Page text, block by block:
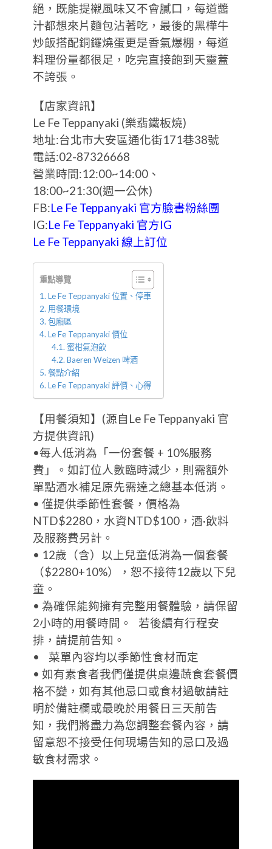
絕，既能提襯風味又不會膩口，每道醬
汁都想來片麵包沾著吃，最後的黑樺牛
炒飯搭配銅鑼燒蛋更是香氣爆棚，每道
料理份量都很足，吃完直接飽到天靈蓋
不誇張。
【店家資訊】
Le Fe Teppanyaki (樂翡鐵板燒)
地址:台北市大安區通化街171巷38號
電話:02-87326668
營業時間:12:00~14:00、
18:00~21:30(週一公休)
FB:Le Fe Teppanyaki 官方臉書粉絲團
IG:Le Fe Teppanyaki 官方IG
Le Fe Teppanyaki 線上訂位
重點導覽
Le Fe Teppanyaki 位置、停車
用餐環境
包廂區
Le Fe Teppanyaki 價位
蜜柑氣泡飲
Baeren Weizen 啤酒
餐點介紹
Le Fe Teppanyaki 評價、心得
【用餐須知】(源自Le Fe Teppanyaki 官
方提供資訊)
•每人低消為「一份套餐 + 10%服務
費」。如訂位人數臨時減少，則需額外
單點酒水補足原先需達之總基本低消。
• 僅提供季節性套餐，價格為
NTD$2280，水資NTD$100，酒·飲料
及服務費另計。
• 12歲（含）以上兒童低消為一個套餐
（$2280+10%），恕不接待12歲以下兒
童。
• 為確保能夠擁有完整用餐體驗，請保留
2小時的用餐時間。 若後續有行程安
排，請提前告知。
• 菜單內容均以季節性食材而定
• 如有素食者我們僅提供桌邊蔬食套餐價
格不變，如有其他忌口或食材過敏請註
明於備註欄或最晚於用餐日三天前告
知，我們將盡力為您調整套餐內容，請
留意恕不接受任何現場告知的忌口及過
敏食材需求。